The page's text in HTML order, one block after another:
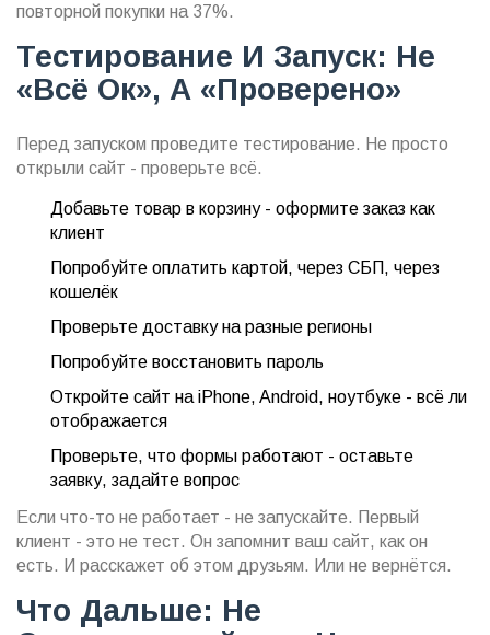
повторной покупки на 37%.
Тестирование И Запуск: Не
«всё Ок», А «проверено»
Перед запуском проведите тестирование. Не просто
открыли сайт - проверьте всё.
Добавьте товар в корзину - оформите заказ как
клиент
Попробуйте оплатить картой, через СБП, через
кошелёк
Проверьте доставку на разные регионы
Попробуйте восстановить пароль
Откройте сайт на iPhone, Android, ноутбуке - всё ли
отображается
Проверьте, что формы работают - оставьте
заявку, задайте вопрос
Если что-то не работает - не запускайте. Первый
клиент - это не тест. Он запомнит ваш сайт, как он
есть. И расскажет об этом друзьям. Или не вернётся.
Что Дальше: Не